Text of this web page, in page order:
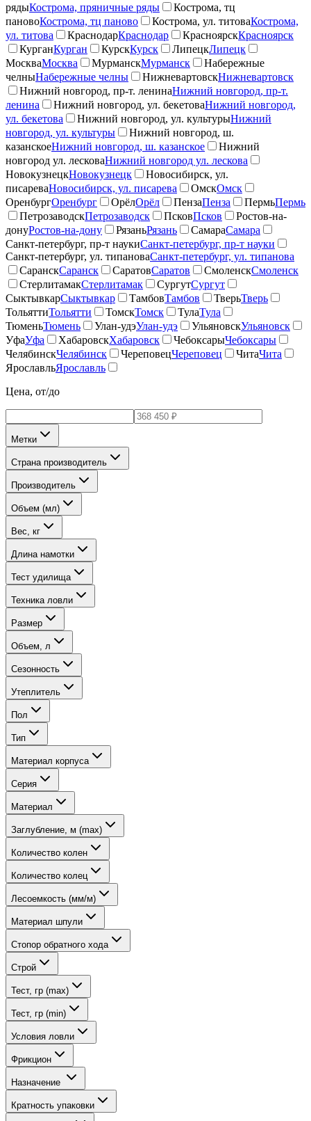
рядыКострома, пряничные ряды
Кострома, тц
пановоКострома, тц паново Кострома, ул. титоваКострома,
ул. титова
КраснодарКраснодар КрасноярскКрасноярск
КурганКурган КурскКурск ЛипецкЛипецк
МоскваМосква МурманскМурманск
Набережные
челныНабережные челны НижневартовскНижневартовск
Нижний новгород, пр-т. ленинаНижний новгород, пр-т.
ленина
Нижний новгород, ул. бекетоваНижний новгород,
ул. бекетова
Нижний новгород, ул. культурыНижний
новгород, ул. культуры
Нижний новгород, ш.
казанскоеНижний новгород, ш. казанское
Нижний
новгород ул. лесковаНижний новгород ул. лескова
НовокузнецкНовокузнецк
Новосибирск, ул.
писареваНовосибирск, ул. писарева ОмскОмск
ОренбургОренбург ОрёлОрёл ПензаПенза ПермьПермь
ПетрозаводскПетрозаводск ПсковПсков
Ростов-на-
донуРостов-на-дону РязаньРязань СамараСамара
Санкт-петербург, пр-т наукиСанкт-петербург, пр-т науки
Санкт-петербург, ул. типановаСанкт-петербург, ул. типанова
СаранскСаранск СаратовСаратов СмоленскСмоленск
СтерлитамакСтерлитамак СургутСургут
СыктывкарСыктывкар ТамбовТамбов ТверьТверь
ТольяттиТольятти ТомскТомск ТулаТула
ТюменьТюмень Улан-удэУлан-удэ УльяновскУльяновск
УфаУфа ХабаровскХабаровск ЧебоксарыЧебоксары
ЧелябинскЧелябинск ЧереповецЧереповец ЧитаЧита
ЯрославльЯрославль
Цена, от/до
Метки
Страна производитель
Производитель
Объем (мл)
Вес, кг
Длина намотки
Тест удилища
Техника ловли
Размер
Объем, л
Сезонность
Утеплитель
Пол
Тип
Материал корпуса
Серия
Материал
Заглубление, м (max)
Количество колен
Количество колец
Лесоемкость (мм/м)
Материал шпули
Стопор обратного хода
Строй
Тест, гр (max)
Тест, гр (min)
Условия ловли
Фрикцион
Назначение
Кратность упаковки